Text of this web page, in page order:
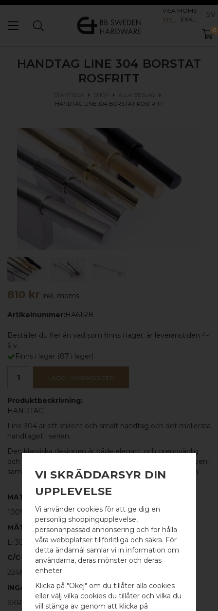
VISA MOMS
INKL
EXKL SV
WELCOME TO
BB SWEDEN HARDWARE
Välj land / Choose country
0
HANDTAG LINE 304 BORSTAT
ROSFRITT
STARTSIDA SHOP
ALLA BESLAG
HANDTAG LINE 304 BORSTAT ROSFRITT
810 kr inkl. moms
Artikelnummer: HA61RB
Beställer du fler än vad som finns i lager, är leveranstiden 4-
6 v.
Finns i lager (87 i lager)
LÄGG I VARUKORGEN
Produktbeskrivning:
HANDTAG
Line 304 är ett stilrent och smalt handtag och det mellersta
handtaget i serien.
Den klassiska designen är både elegant och greppvänlig
och fin att matcha med de andra handtagen eller knoppen i
samma serie. Fint somkökshandtageller till garderoben.
MATERIAL
100% BORSTAT ROSTFRITT STÅL
MÅTT
L: 304MM H: 30MM TJ: 8MM
C/C-MÅTT
224MM
INGÅR
SKRUV FÖR LUCKA: M4 X 25MM - 2 ST
VI SKRÄDDARSYR DIN
UPPLEVELSE
Vi använder cookies för att ge dig en
personlig shoppingupplevelse,
personanpassad annonsering och för hålla
våra webbplatser tillförlitliga och säkra. För
detta ändamål samlar vi in information om
användarna, deras mönster och deras
enheter.
Klicka på "Okej" om du tillåter alla cookies
eller välj vilka cookies du tillåter och vilka du
vill stänga av genom att klicka på